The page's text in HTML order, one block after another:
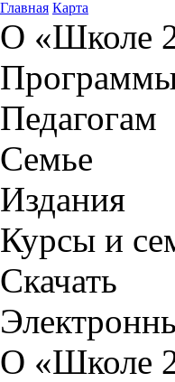
Главная Карта
О «Школе
Педагогам
Семье
Издания
Курсы и
Скачать
О «Школе